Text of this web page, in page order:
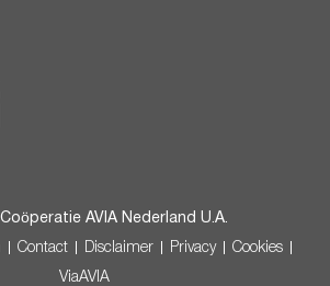
AVIA Nederland U.A.
Contact Disclaimer Privacy Cookies
ViaAVIA